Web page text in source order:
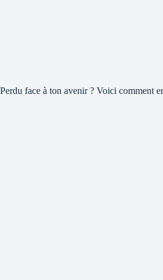
Perdu face à ton avenir ? Voici comment